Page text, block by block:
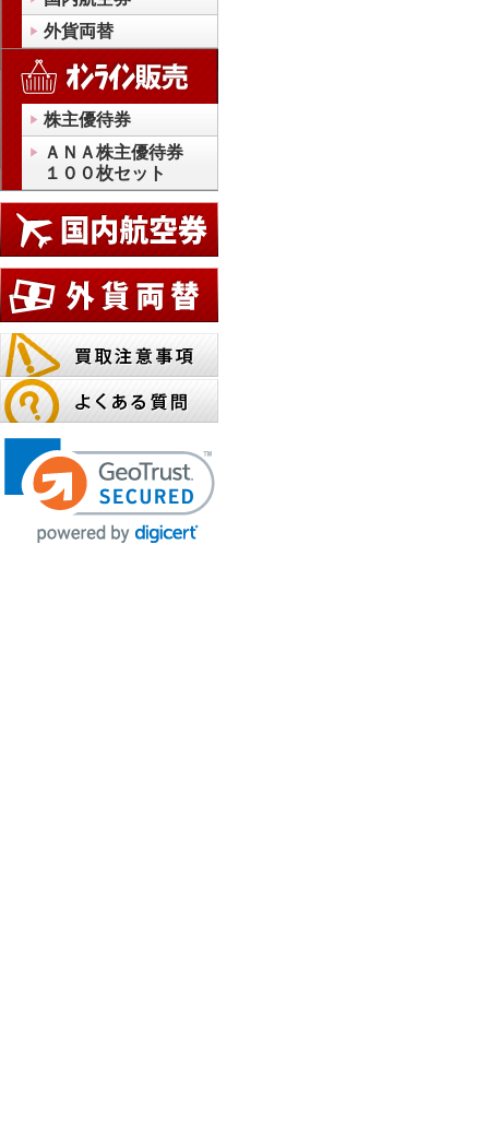
外貨両替
株主優待券
ＡＮＡ株主優待券
１００枚セット